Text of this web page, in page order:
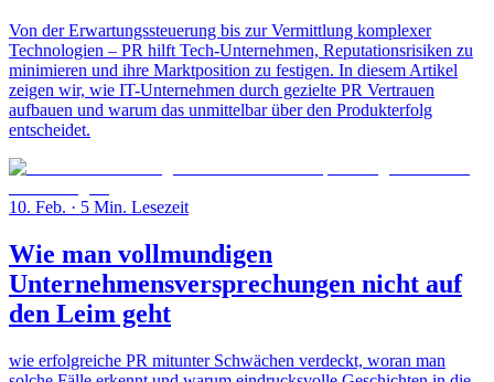
Von der Erwartungssteuerung bis zur Vermittlung komplexer
Technologien – PR hilft Tech-Unternehmen, Reputationsrisiken zu
minimieren und ihre Marktposition zu festigen. In diesem Artikel
zeigen wir, wie IT-Unternehmen durch gezielte PR Vertrauen
aufbauen und warum das unmittelbar über den Produkterfolg
entscheidet.
10. Feb. · 5 Min. Lesezeit
Wie man vollmundigen
Unternehmensversprechungen nicht auf
den Leim geht
wie erfolgreiche PR mitunter Schwächen verdeckt, woran man